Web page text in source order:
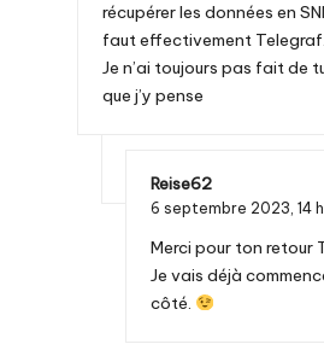
récupérer les données en
faut effectivement Telegraf.
Je n’ai toujours pas fait de
que j’y pense
Reise62
6 septembre 2023, 14
Merci pour ton retour
Je vais déjà
côté.